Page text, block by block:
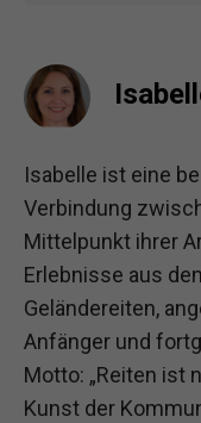
Isabelle ist eine
Verbindung
Mittelpunkt ihrer
Erlebnisse aus
Geländereiten,
Anfänger und
Motto: „Reiten ist
Kunst der